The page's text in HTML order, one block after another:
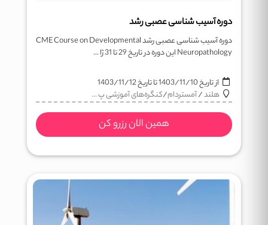
دوره آسیب شناسی عصبی رشد
دوره آسیب شناسی عصبی رشد CME Course on Developmental
Neuropathology این دوره در تاریخ 29 تا 31 ژا ...
از تاریخ1403/11/10تا تاریخ1403/11/12
هلند/آمستردام/کنگره‌های آموزشی پ ...
همین الان رزرو کن